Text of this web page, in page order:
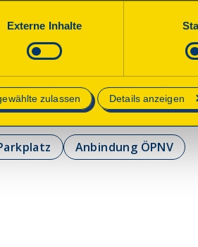
essenzielle Cookies auf der
Externe Inhalte
zulassen Details anzeigen
Musik; Kaffee- und Kuchen;
Anbindung ÖPNV